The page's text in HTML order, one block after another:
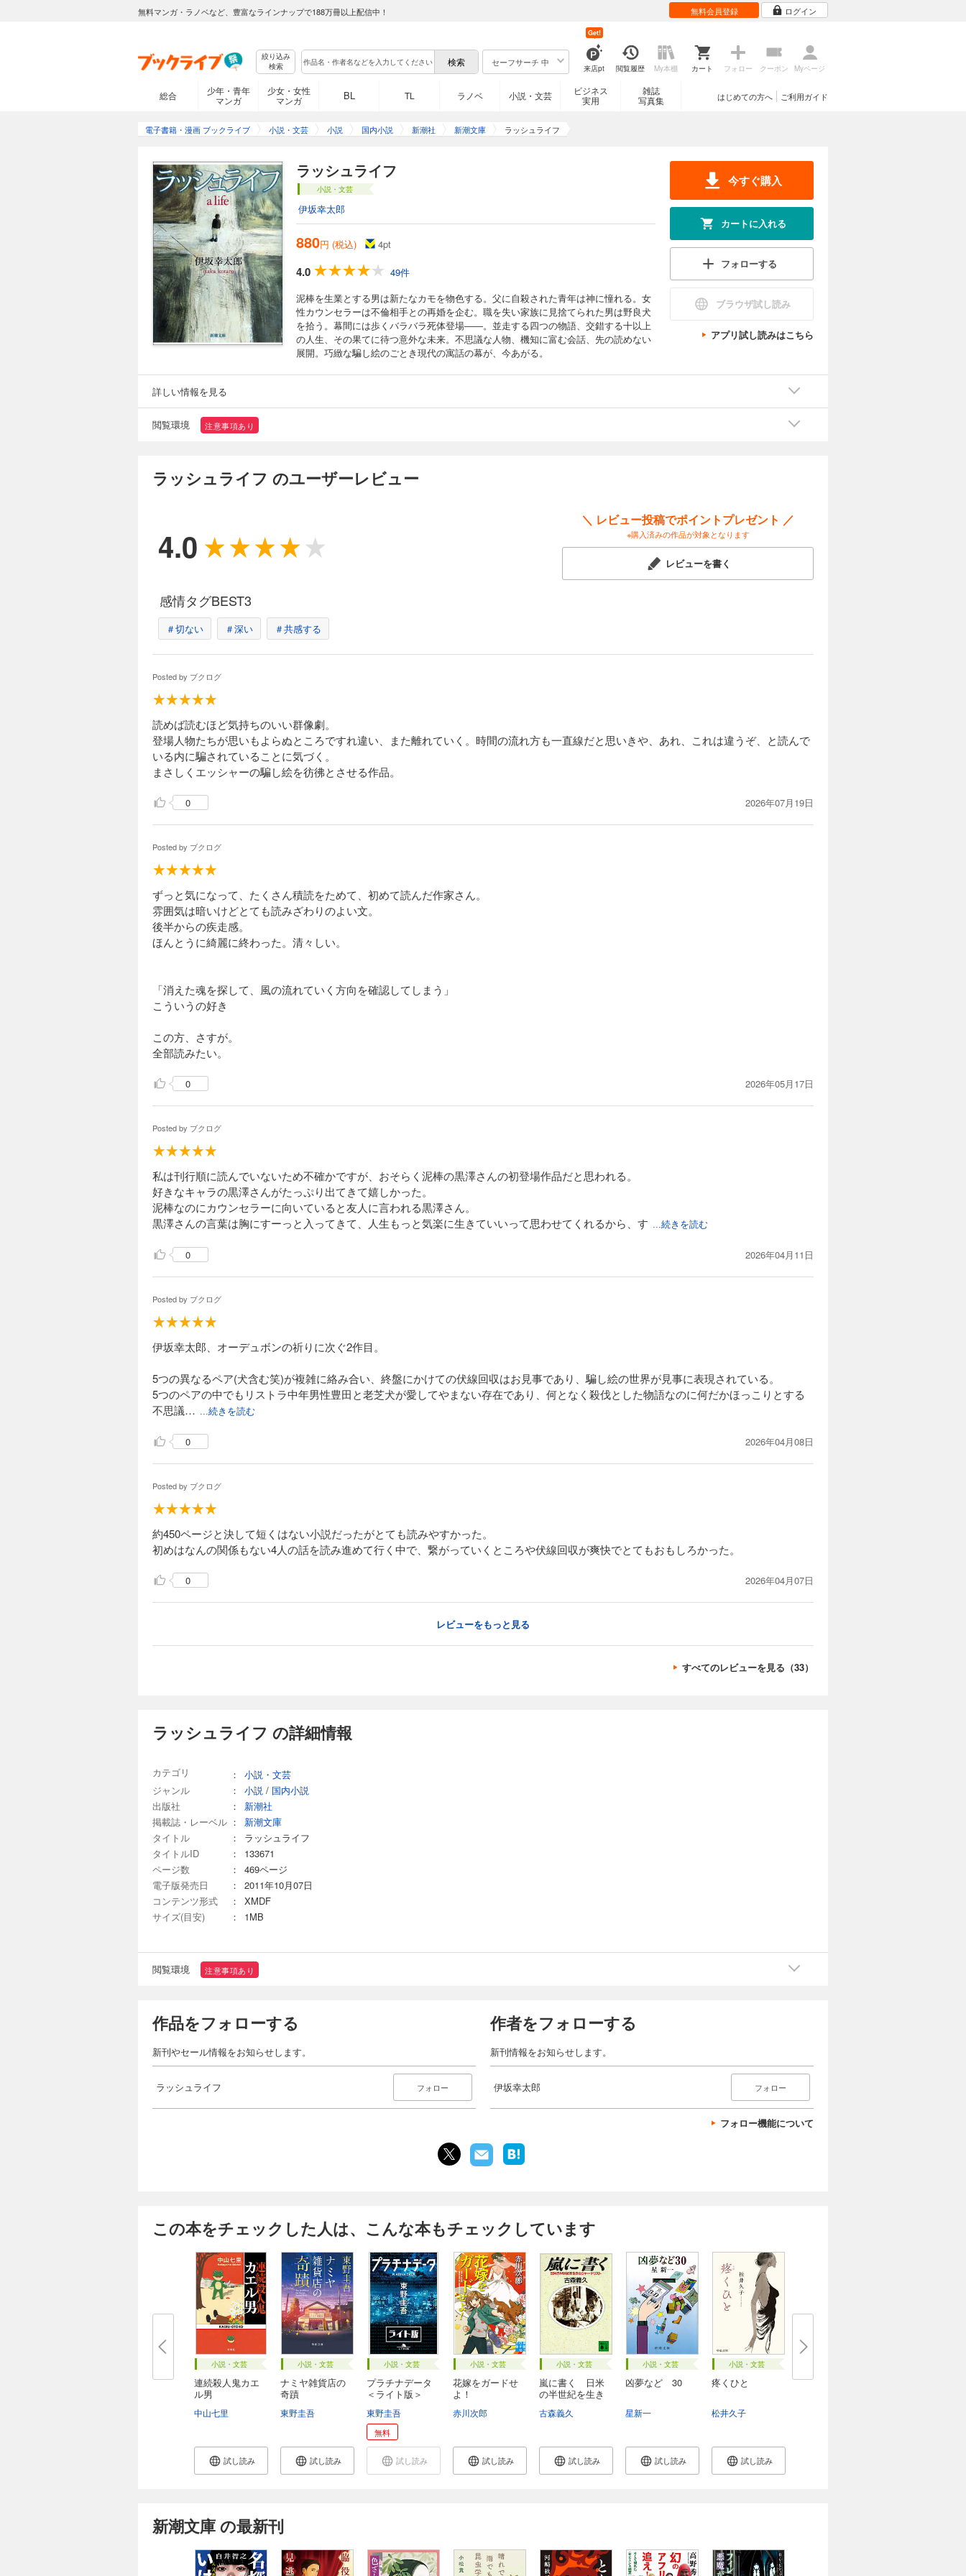
無料マンガ・ラノベなど、豊富なラインナップで188万冊以上配信中！ 無料会員登録 ログイン
絞り込み
検索
セーフサーチ 中
来店pt
Get!
閲覧履歴 My本棚 カート フォロー クーポン Myページ
総合
少年・青年
マンガ
少女・女性
マンガ
BL TL ラノベ 小説・文芸
ビジネス
実用
雑誌
写真集
ご利用ガイド
はじめての方へ
電子書籍・漫画 ブックライブ 小説・文芸 小説 国内小説 新潮社 新潮文庫 ラッシュライフ
ラッシュライフ
小説・文芸
伊坂幸太郎
880円 (税込) 4pt
4.0
49件
泥棒を生業とする男は新たなカモを物色する。父に自殺された青年は神に憧れる。女
性カウンセラーは不倫相手との再婚を企む。職を失い家族に見捨てられた男は野良犬
を拾う。幕間には歩くバラバラ死体登場――。並走する四つの物語、交錯する十以上
の人生、その果てに待つ意外な未来。不思議な人物、機知に富む会話、先の読めない
展開。巧緻な騙し絵のごとき現代の寓話の幕が、今あがる。
今すぐ購入
カートに入れる
フォローする
ブラウザ試し読み
アプリ試し読みはこちら
詳しい情報を見る
閲覧環境 注意事項あり
ラッシュライフ のユーザーレビュー
4.0
＼ レビュー投稿でポイントプレゼント ／
※購入済みの作品が対象となります
レビューを書く
感情タグBEST3
＃切ない ＃深い ＃共感する
Posted by ブクログ
読めば読むほど気持ちのいい群像劇。
登場人物たちが思いもよらぬところですれ違い、また離れていく。時間の流れ方も一直線だと思いきや、あれ、これは違うぞ、と読んで
いる内に騙されていることに気づく。
まさしくエッシャーの騙し絵を彷彿とさせる作品。
0 2026年07月19日
Posted by ブクログ
ずっと気になって、たくさん積読をためて、初めて読んだ作家さん。
雰囲気は暗いけどとても読みざわりのよい文。
後半からの疾走感。
ほんとうに綺麗に終わった。清々しい。
「消えた魂を探して、風の流れていく方向を確認してしまう」
こういうの好き
この方、さすが。
全部読みたい。
0 2026年05月17日
Posted by ブクログ
私は刊行順に読んでいないため不確かですが、おそらく泥棒の黒澤さんの初登場作品だと思われる。
好きなキャラの黒澤さんがたっぷり出てきて嬉しかった。
泥棒なのにカウンセラーに向いていると友人に言われる黒澤さん。
黒澤さんの言葉は胸にすーっと入ってきて、人生もっと気楽に生きていいって思わせてくれるから、す ...続きを読む
0 2026年04月11日
Posted by ブクログ
伊坂幸太郎、オーデュボンの祈りに次ぐ2作目。
5つの異なるペア(犬含む笑)が複雑に絡み合い、終盤にかけての伏線回収はお見事であり、騙し絵の世界が見事に表現されている。
5つのペアの中でもリストラ中年男性豊田と老芝犬が愛してやまない存在であり、何となく殺伐とした物語なのに何だかほっこりとする
不思議… ...続きを読む
0 2026年04月08日
Posted by ブクログ
約450ページと決して短くはない小説だったがとても読みやすかった。
初めはなんの関係もない4人の話を読み進めて行く中で、繋がっていくところや伏線回収が爽快でとてもおもしろかった。
0 2026年04月07日
レビューをもっと見る
すべてのレビューを見る（33）
ラッシュライフ の詳細情報
カテゴリ ：
小説・文芸
ジャンル
： 小説 / 国内小説
出版社
：
新潮社
掲載誌・レーベル ：
新潮文庫
タイトル
：
ラッシュライフ
タイトルID
：
133671
ページ数
：
469ページ
電子版発売日
：
2011年10月07日
コンテンツ形式
：
XMDF
サイズ(目安)
： 1MB
閲覧環境 注意事項あり
作品をフォローする
新刊やセール情報をお知らせします。
ラッシュライフ フォロー
作者をフォローする
新刊情報をお知らせします。
伊坂幸太郎 フォロー
フォロー機能について
この本をチェックした人は、こんな本もチェックしています
小説・文芸
連続殺人鬼カエ
ル男
中山七里
試し読み
小説・文芸
ナミヤ雑貨店の
奇蹟
東野圭吾
試し読み
小説・文芸
プラチナデータ
＜ライト版＞
東野圭吾
無料
試し読み
小説・文芸
花嫁をガードせ
よ！
赤川次郎
試し読み
小説・文芸
嵐に書く 日米
の半世紀を生き
古森義久
試し読み
小説・文芸
凶夢など 30
星新一
試し読み
小説・文芸
疼くひと
松井久子
試し読み
新潮文庫 の最新刊